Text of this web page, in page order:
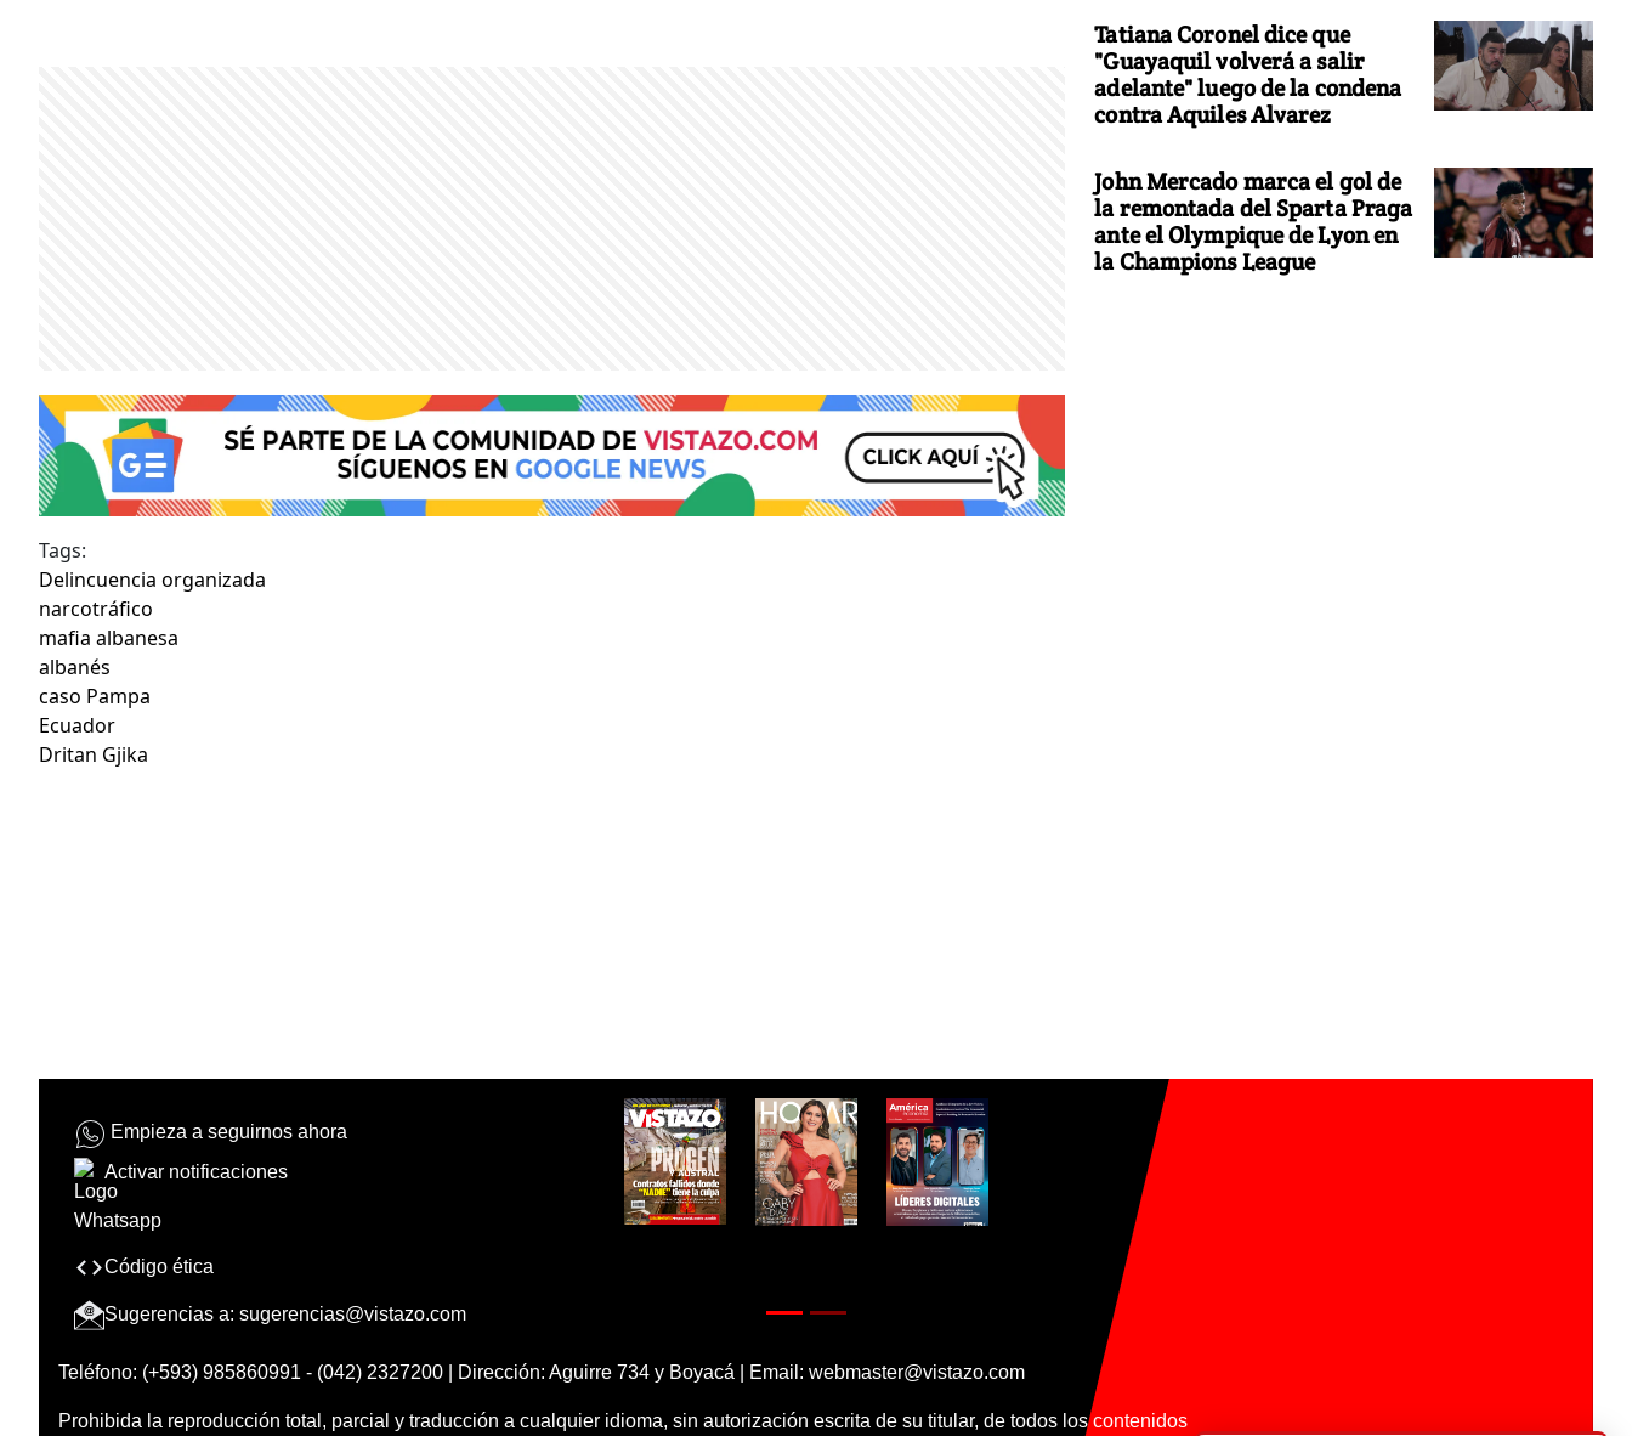
Tags:
Delincuencia organizada
narcotráfico
mafia albanesa
albanés
caso Pampa
Ecuador
Dritan Gjika
Tatiana Coronel dice que
"Guayaquil volverá a salir
adelante" luego de la condena
contra Aquiles Alvarez
John Mercado marca el gol de
la remontada del Sparta Praga
ante el Olympique de Lyon en
la Champions League
Empieza a seguirnos ahora
Activar notificaciones
Código ética
Sugerencias a: sugerencias@vistazo.com
Teléfono: (+593) 985860991 - (042) 2327200 | Dirección: Aguirre 734 y Boyacá | Email: webmaster@vistazo.com
Prohibida la reproducción total, parcial y traducción a cualquier idioma, sin autorización escrita de su titular, de todos los contenidos